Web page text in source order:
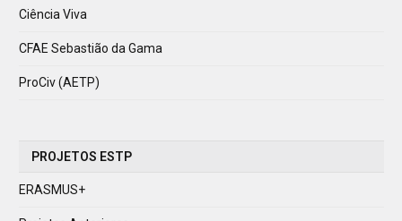
Ciência Viva
CFAE Sebastião da Gama
ProCiv (AETP)
PROJETOS ESTP
ERASMUS+